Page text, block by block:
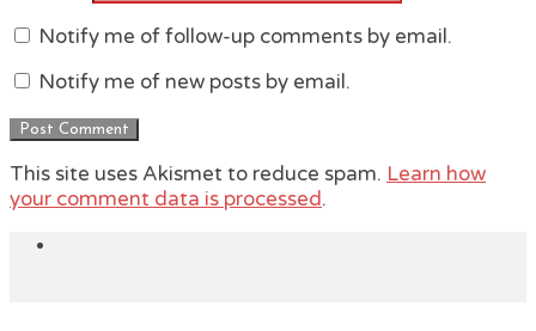
Notify me of follow-up comments by email.
Notify me of new posts by email.
This site uses Akismet to reduce spam. Learn how
your comment data is processed.